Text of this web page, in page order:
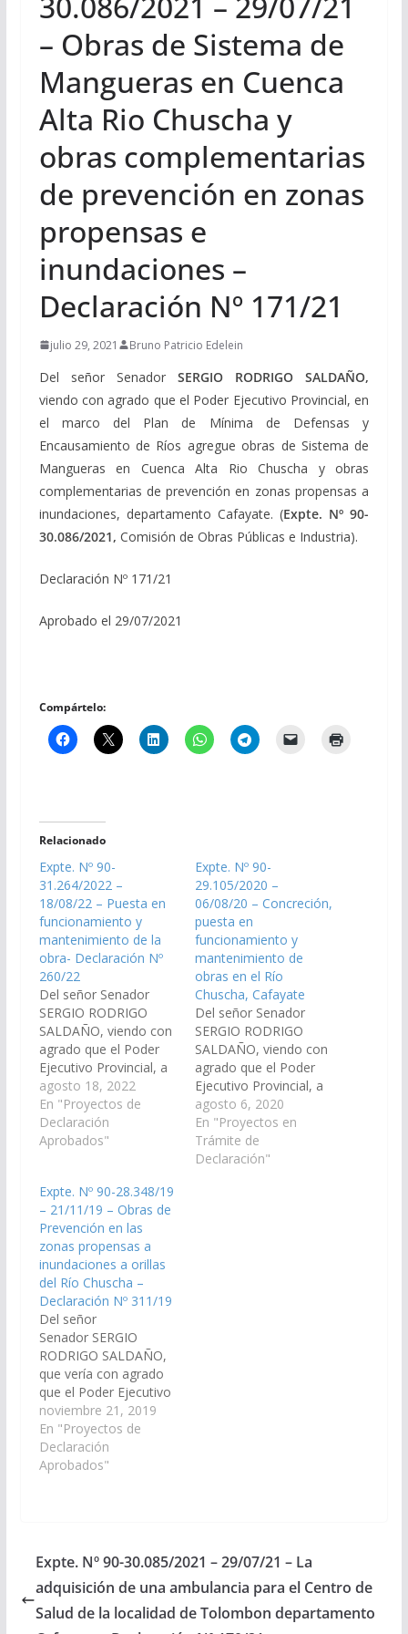
– Obras de Sistema de
Mangueras en Cuenca
Alta Rio Chuscha y
obras complementarias
de prevención en zonas
propensas e
inundaciones –
Declaración Nº 171/21
julio 29, 2021 Bruno Patricio Edelein
Del señor SenadorSERGIO RODRIGO SALDAÑO,
viendo con agrado que el Poder Ejecutivo Provincial, en
el marco del Plan de Mínima de Defensas y
Encausamiento de Ríos agregue obras de Sistema de
Mangueras en Cuenca Alta Rio Chuscha y obras
complementarias de prevención en zonas propensas a
inundaciones, departamento Cafayate. (Expte. Nº 90-
30.086/2021, Comisión de Obras Públicas e Industria).
Declaración Nº 171/21
Aprobado el 29/07/2021
Compártelo:
Relacionado
Expte. Nº 90-
31.264/2022 –
18/08/22 – Puesta en
funcionamiento y
mantenimiento de la
obra- Declaración Nº
260/22
Del señor Senador
SERGIO RODRIGO
SALDAÑO, viendo con
agrado que el Poder
Ejecutivo Provincial, a
través del Ministerio de
Infraestructura se
realicen las gestiones
necesarias para la
mantenimiento de la
obra: a)sistema de
mangueras en
Quebrada Onda,
ubicada en la Cuenca
alta del Rio Chuscha;…
agosto 18, 2022
En "Proyectos de
Declaración
Aprobados"
Expte. Nº 90-
29.105/2020 –
06/08/20 – Concreción,
puesta en
funcionamiento y
mantenimiento de
obras en el Río
Chuscha, Cafayate
Del señor Senador
SERGIO RODRIGO
SALDAÑO, viendo con
agrado que el Poder
Ejecutivo Provincial, a
través del Ministerio de
Infraestructura se
realicen las gestiones
necesarias para la
agosto 6, 2020
En "Proyectos en
Trámite de
Declaración"
Expte. Nº 90-28.348/19
– 21/11/19 – Obras de
Prevención en las
zonas propensas a
inundaciones a orillas
del Río Chuscha –
Declaración Nº 311/19
Del señor
Senador SERGIO
RODRIGO SALDAÑO,
que vería con agrado
que el Poder Ejecutivo
Provincial, realice las
gestiones necesarias
para que en el marco
del Plan de Mínima de
en las zonas
propensas a
inundaciones a orillas
del Río Chuscha.
(Expte.…
noviembre 21, 2019
En "Proyectos de
Declaración
Aprobados"
Expte. Nº 90-30.085/2021 – 29/07/21 – La
adquisición de una ambulancia para el Centro de
Salud de la localidad de Tolombon departamento